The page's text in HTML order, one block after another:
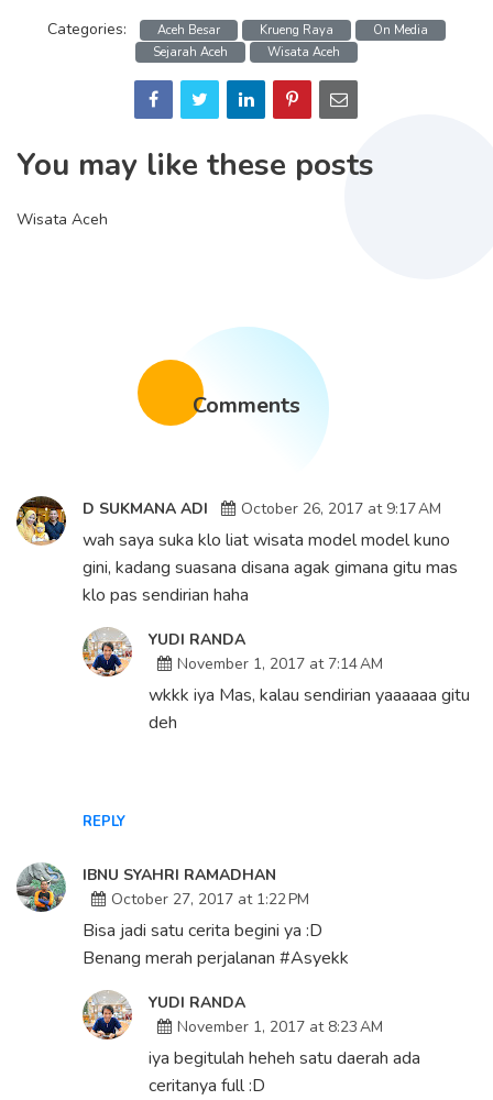
Categories: Aceh Besar Krueng Raya
On Media
Sejarah Aceh
Wisata Aceh
You may like these posts
Wisata Aceh
Comments
D SUKMANA ADI October 26, 2017 at 9:17 AM
wah saya suka klo liat wisata model model kuno
gini, kadang suasana disana agak gimana gitu mas
klo pas sendirian haha
REPLY
YUDI RANDA
November 1, 2017 at 7:14 AM
wkkk iya Mas, kalau sendirian yaaaaaa gitu
deh
IBNU SYAHRI RAMADHAN
October 27, 2017 at 1:22 PM
Bisa jadi satu cerita begini ya :D
Benang merah perjalanan #Asyekk
YUDI RANDA
November 1, 2017 at 8:23 AM
iya begitulah heheh satu daerah ada
ceritanya full :D